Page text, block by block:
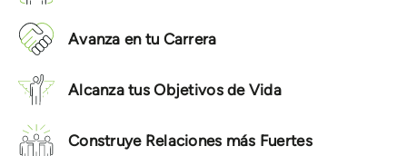
Avanza en tu Carrera
Alcanza tus Objetivos de Vida
Construye Relaciones más Fuertes